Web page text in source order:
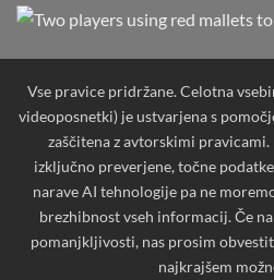
Vse pravice pridržane. Celotna
videoposnetki) je ustvarjena s
zaščitena z avtorskimi
izključno preverjene, točne
narave AI tehnologije pa ne
brezhibnost vseh informacij. Če
pomanjkljivosti, nas prosim
najkrajšem